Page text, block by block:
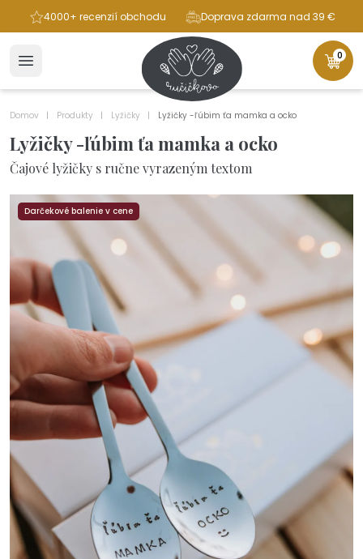
4000+ recenzií obchodu Doprava zdarma nad 39 €
0
Domov Produkty Lyžičky Lyžičky -ľúbim ťa mamka a ocko
Lyžičky -ľúbim ťa mamka a ocko
Čajové lyžičky s ručne vyrazeným textom
Darčekové balenie v cene